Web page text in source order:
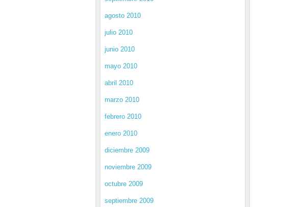
agosto 2010
julio 2010
junio 2010
mayo 2010
abril 2010
marzo 2010
febrero 2010
enero 2010
diciembre 2009
noviembre 2009
octubre 2009
septiembre 2009